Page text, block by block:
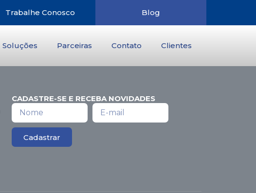
Trabalhe Conosco Blog
Soluções Parceiras Contato Clientes
CADASTRE-SE E RECEBA NOVIDADES
Cadastrar